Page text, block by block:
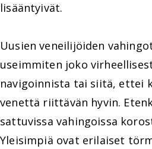
lisääntyivät.
Uusien veneilijöiden
useimmiten joko
navigoinnista tai siitä, ettei
venettä riittävän hyvin.
sattuvissa vahingoissa
Yleisimpiä ovat erilaiset